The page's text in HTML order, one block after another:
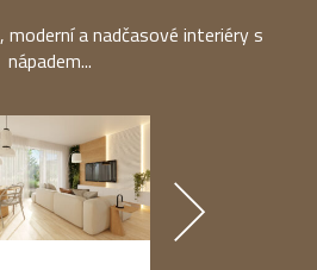
a nadčasové interiéry s
nápadem...